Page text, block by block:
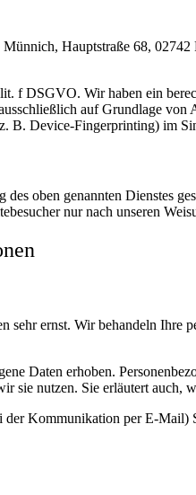
Hauptstraße 68,
DSGVO. Wir haben ein
auf Grundlage
B. Device-Fingerprinting) im
oben genannten Dienstes
nur nach unseren
ernst. Wir behandeln
Daten erhoben.
sie nutzen. Sie erläutert auch,
Kommunikation per E-